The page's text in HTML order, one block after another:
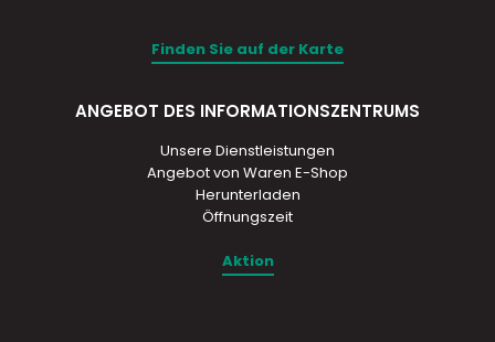
Finden Sie auf der Karte
ANGEBOT DES INFORMATIONSZENTRUMS
Unsere Dienstleistungen
Angebot von Waren E-Shop
Herunterladen
Öffnungszeit
Aktion